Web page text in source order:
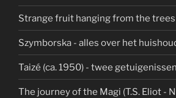
Strange fruit hanging from the trees
Szymborska - alles over het
Taizé (ca. 1950) - twee getuigenissen
The journey of the Magi (T.S. Eliot -